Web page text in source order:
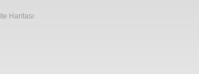
Haritası